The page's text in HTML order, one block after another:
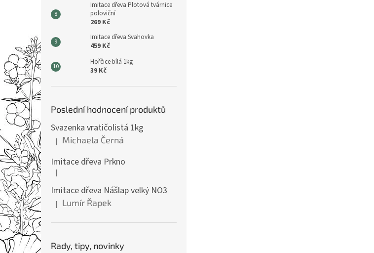
Imitace dřeva Plotová tvárnice
poloviční
269 Kč
Imitace dřeva Svahovka
459 Kč
Hořčice bílá 1kg
39 Kč
Poslední hodnocení produktů
Svazenka vratičolistá 1kg
Hodnocení produktu je 5 z 5 hvězdiček.
| Michaela Černá
Imitace dřeva Prkno
Hodnocení produktu je 5 z 5 hvězdiček.
|
Imitace dřeva Nášlap velký NO3
Hodnocení produktu je 5 z 5 hvězdiček.
| Lumír Řapek
Rady, tipy, novinky